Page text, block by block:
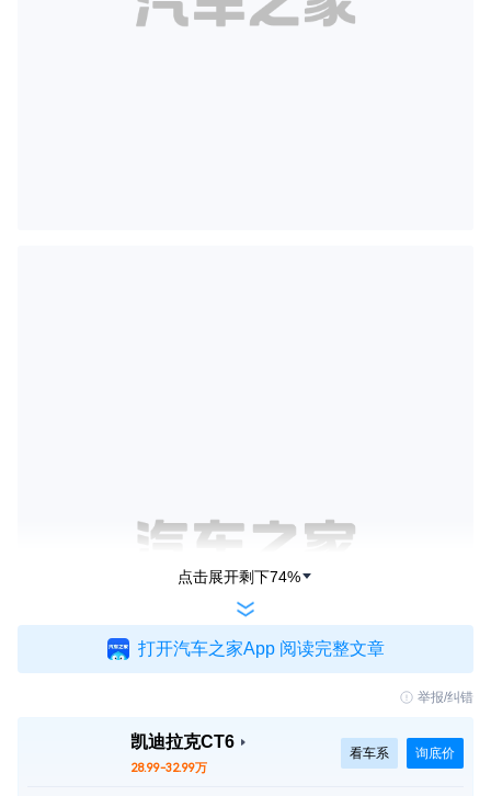
点击展开剩下74%
打开汽车之家App 阅读完整文章
举报/纠错
凯迪拉克CT6
28.99-32.99万
看车系 询底价